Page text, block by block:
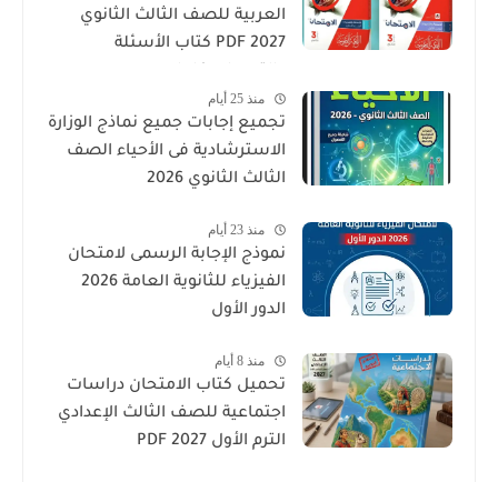
العربية للصف الثالث الثانوي
2027 PDF كتاب الأسئلة
منذ 25 أيام
تجميع إجابات جميع نماذج الوزارة
الاسترشادية فى الأحياء الصف
الثالث الثانوي 2026
منذ 23 أيام
نموذج الإجابة الرسمى لامتحان
الفيزياء للثانوية العامة 2026
الدور الأول
منذ 8 أيام
تحميل كتاب الامتحان دراسات
اجتماعية للصف الثالث الإعدادي
الترم الأول 2027 PDF